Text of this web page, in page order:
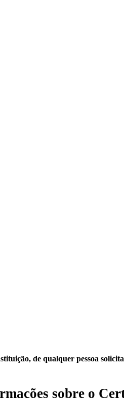
de qualquer pessoa
sobre o